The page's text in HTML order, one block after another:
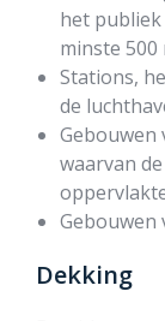
het
minste 500
Stations,
de
Gebouwen
waarvan
Gebouwen
Dekking